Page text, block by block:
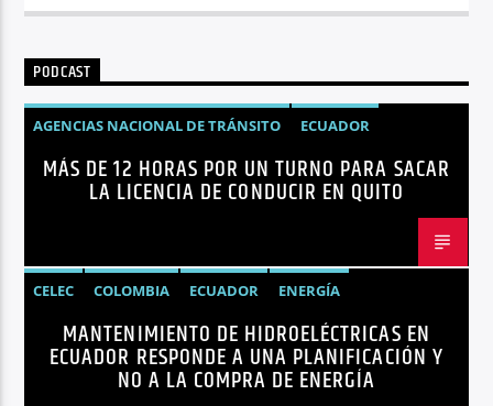
PODCAST
AGENCIAS NACIONAL DE TRÁNSITO
ECUADOR
LICENCIAS
NOTICIAS
MÁS DE 12 HORAS POR UN TURNO PARA SACAR
LA LICENCIA DE CONDUCIR EN QUITO
CELEC COLOMBIA ECUADOR
ENERGÍA
HIDROELÉCTRICAS
NOTICIAS
MANTENIMIENTO DE HIDROELÉCTRICAS EN
ECUADOR RESPONDE A UNA PLANIFICACIÓN Y
NO A LA COMPRA DE ENERGÍA